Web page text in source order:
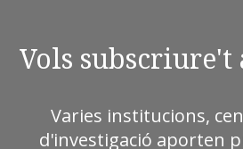
Vols
Varies institucions,
d'investigació aporten